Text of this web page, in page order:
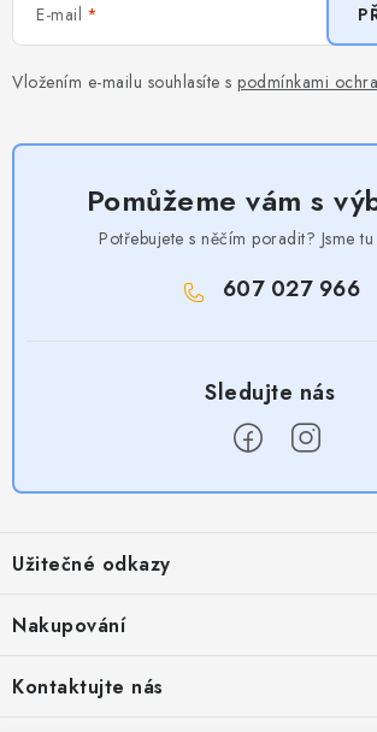
E-mail
Vložením e-mailu souhlasíte s podmínkami
Pomůžeme vám s
Potřebujete s něčím poradit? Jsme
607 027 966
p
a
Užitečné odkazy
Provizní systém
Nakupování
Kontaktujte nás